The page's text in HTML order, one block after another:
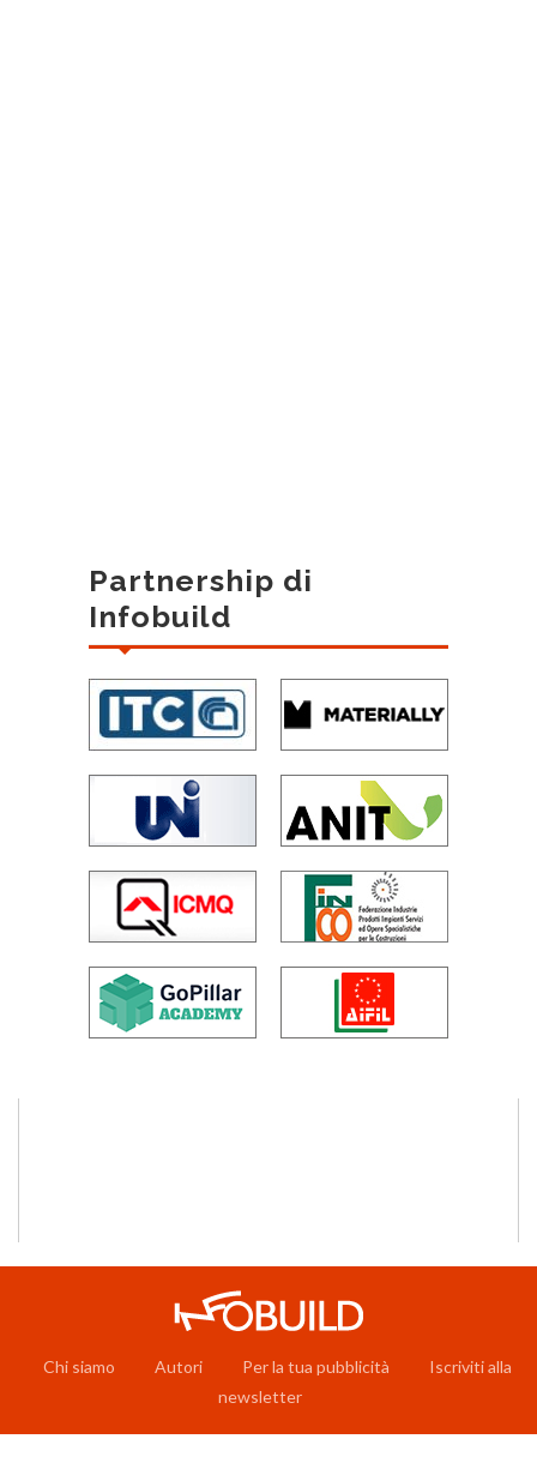
Partnership di
Infobuild
Chi siamo Autori Per la tua pubblicità
Iscriviti alla
newsletter